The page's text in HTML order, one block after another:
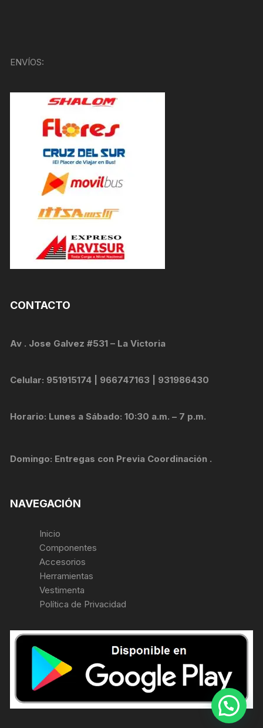
ENVÍOS:
CONTACTO
Av . Jose Galvez #531 – La Victoria
Celular: 951915174 | 966747163 | 931986430
Horario: Lunes a Sábado: 10:30 a.m. – 7 p.m.
Domingo: Entregas con Previa Coordinación .
NAVEGACIÓN
Inicio
Componentes
Accesorios
Herramientas
Vestimenta
Política de Privacidad